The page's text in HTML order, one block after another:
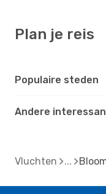
Plan je reis
Populaire steden
Andere
Vluchten